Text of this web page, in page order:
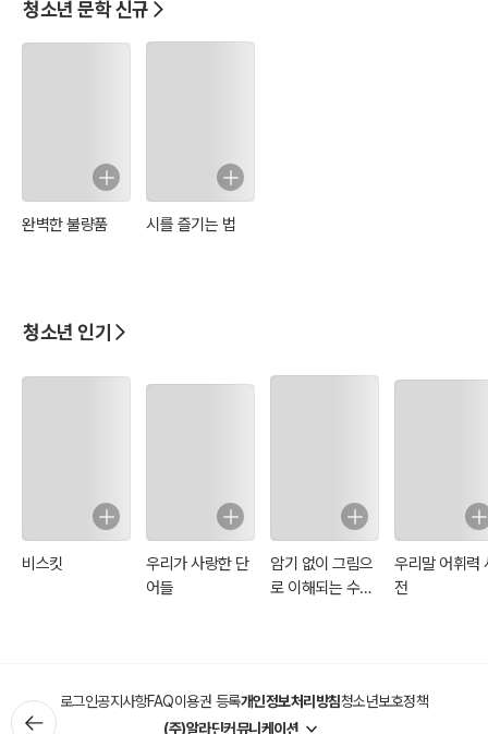
청소년 문학 신규
완벽한 불량품 시를 즐기는 법
청소년 인기
비스킷
우리가 사랑한 단
어들
암기 없이 그림으
로 이해되는 수학
우리말 어휘력
전
로그인공지사항FAQ이용권 등록개인정보처리방침청소년보호정책
(주)알라딘커뮤니케이션